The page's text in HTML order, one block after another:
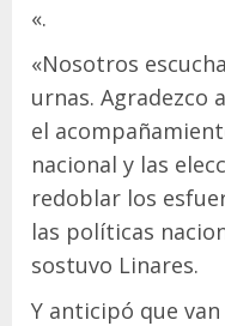
«.
«Nosotros
urnas. Agradezco
el
nacional y las
redoblar los
las políticas
sostuvo Linares.
Y anticipó que